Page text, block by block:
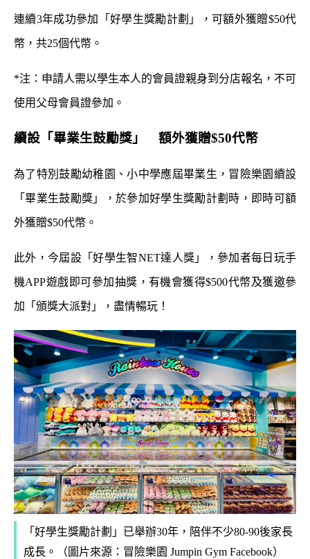
連續3年成功參加「好學生獎勵計劃」，可額外獲贈$50代
幣，共25個代幣。
*注：申請人需以學生本人的會員證親身到分店報名，不可
使用父母會員證參加。
續設「畢業生鼓勵獎」 額外獲贈$50代幣
為了特別鼓勵幼稚園、小中學應屆畢業生，冒險樂園續設
「畢業生鼓勵獎」，於參加好學生獎勵計劃時，即時可額
外獲贈$50代幣。
此外，今屆設「好學生智NET達人獎」，參加者每日玩手
機APP遊戲即可參加抽獎，有機會獲得$500代幣及獲邀參
加「頒獎大派對」，盡情暢玩！
「好學生獎勵計劃」已舉辦30年，陪伴不少80-90後家長
成長。（圖片來源：冒險樂園 Jumpin Gym Facebook）